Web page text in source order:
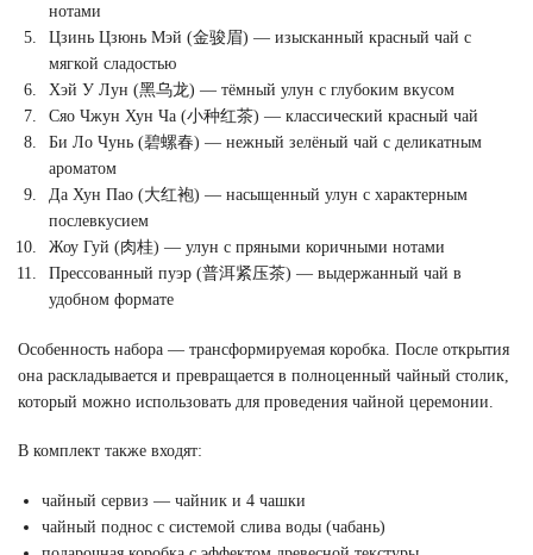
нотами
Цзинь Цзюнь Мэй (金骏眉) — изысканный красный чай с
мягкой сладостью
Хэй У Лун (黑乌龙) — тёмный улун с глубоким вкусом
Сяо Чжун Хун Ча (小种红茶) — классический красный чай
Би Ло Чунь (碧螺春) — нежный зелёный чай с деликатным
ароматом
Да Хун Пао (大红袍) — насыщенный улун с характерным
послевкусием
Жоу Гуй (肉桂) — улун с пряными коричными нотами
Прессованный пуэр (普洱紧压茶) — выдержанный чай в
удобном формате
Особенность набора — трансформируемая коробка. После открытия
она раскладывается и превращается в полноценный чайный столик,
который можно использовать для проведения чайной церемонии.
В комплект также входят:
чайный сервиз — чайник и 4 чашки
чайный поднос с системой слива воды (чабань)